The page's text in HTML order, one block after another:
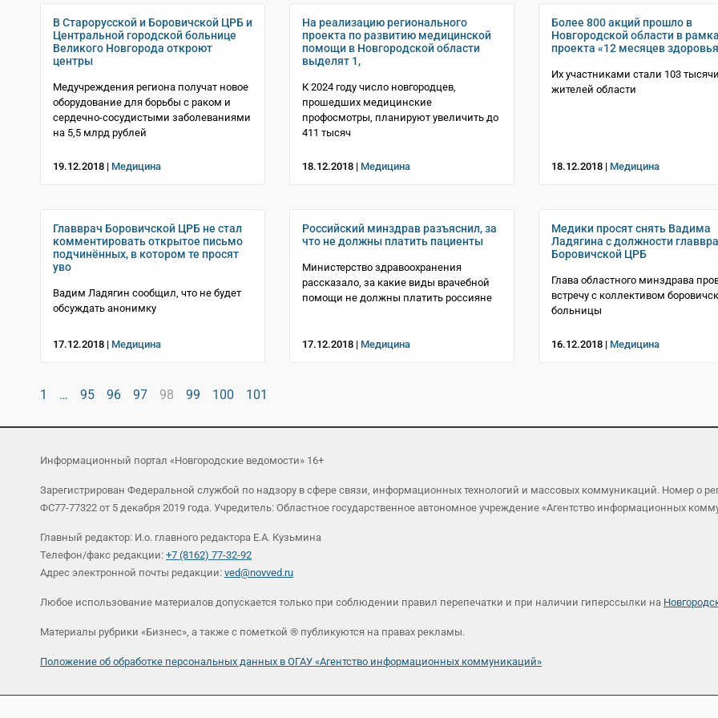
В Старорусской и Боровичской ЦРБ и
Центральной городской больнице
Великого Новгорода откроют
центры
Медучреждения региона получат новое
оборудование для борьбы с раком и
сердечно-сосудистыми заболеваниями
на 5,5 млрд рублей
19.12.2018 | Медицина
На реализацию регионального
проекта по развитию медицинской
помощи в Новгородской области
выделят 1,
К 2024 году число новгородцев,
прошедших медицинские
профосмотры, планируют увеличить до
411 тысяч
18.12.2018 | Медицина
Более 800 акций прошло в
Новгородской области в
проекта «12 месяцев
Их участниками стали 103 тысячи
жителей области
18.12.2018 | Медицина
Главврач Боровичской ЦРБ не стал
комментировать открытое письмо
подчинённых, в котором те просят
уво
Вадим Ладягин сообщил, что не будет
обсуждать анонимку
17.12.2018 | Медицина
Российский минздрав разъяснил, за
что не должны платить пациенты
Министерство здравоохранения
рассказало, за какие виды врачебной
помощи не должны платить россияне
17.12.2018 | Медицина
Медики просят снять Вадима
Ладягина с должности
Боровичской ЦРБ
Глава областного минздрава
встречу с коллективом
больницы
16.12.2018 | Медицина
1 … 95 96 97 98 99 100 101
Информационный портал «Новгородские ведомости» 16+
Зарегистрирован Федеральной службой по надзору в сфере связи, информационных технологий и массовых коммуникаций. Номер о
ФС77-77322 от 5 декабря 2019 года. Учредитель: Областное государственное автономное учреждение «Агентство информационных
Главный редактор: И.о. главного редактора Е.А. Кузьмина
Телефон/факс редакции: +7 (8162) 77-32-92
Адрес электронной почты редакции: ved@novved.ru
Любое использование материалов допускается только при соблюдении правил перепечатки и при наличии гиперссылки на
Материалы рубрики «Бизнес», а также с пометкой ® публикуются на правах рекламы.
Положение об обработке персональных данных в ОГАУ «Агентство информационных коммуникаций»